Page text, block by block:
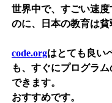
世界中で、すごい速
のに、日本の教育は貧
code.orgはとても良い
も、すぐにプログラ
できます。
おすすめです。